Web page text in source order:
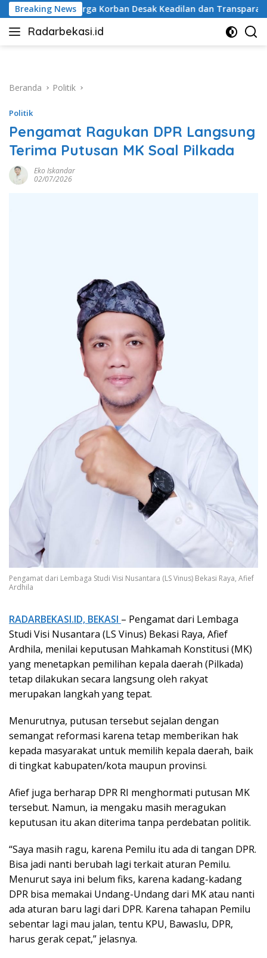
Langsung
ke
konten
Breaking News
Keadilan dan Transparansi Hasil Investigasi
Radarbekasi.id
Berita
Beranda
Politik
Politik
Pengamat Ragukan DPR Langsung
Terima Putusan MK Soal Pilkada
Eko Iskandar
02/07/2026
Pengamat dari Lembaga Studi Visi Nusantara (LS Vinus) Bekasi Raya, Afief
Ardhila
RADARBEKASI.ID, BEKASI – Pengamat dari Lembaga
Studi Visi Nusantara (LS Vinus) Bekasi Raya, Afief
Ardhila, menilai keputusan Mahkamah Konstitusi (MK)
yang menetapkan pemilihan kepala daerah (Pilkada)
tetap dilakukan secara langsung oleh rakyat
merupakan langkah yang tepat.
Menurutnya, putusan tersebut sejalan dengan
semangat reformasi karena tetap memberikan hak
kepada masyarakat untuk memilih kepala daerah, baik
di tingkat kabupaten/kota maupun provinsi.
Afief juga berharap DPR RI menghormati putusan MK
tersebut. Namun, ia mengaku masih meragukan
keputusan itu akan diterima tanpa perdebatan politik.
“Saya masih ragu, karena Pemilu itu ada di tangan DPR.
Bisa jadi nanti berubah lagi terkait aturan Pemilu.
Menurut saya ini belum fiks, karena kadang-kadang
DPR bisa memakai Undang-Undang dari MK atau nanti
ada aturan baru lagi dari DPR. Karena tahapan Pemilu
sebentar lagi mau jalan, tentu KPU, Bawaslu, DPR,
harus gerak cepat,” jelasnya.